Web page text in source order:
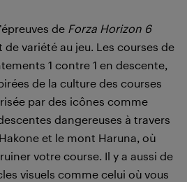
de Forza Horizon 6
variété au jeu. Les courses de
1 contre 1 en descente,
de la culture des courses
par des icônes comme
dangereuses à travers
et le mont Haruna, où
votre course. Il y a aussi de
visuels comme celui où vous